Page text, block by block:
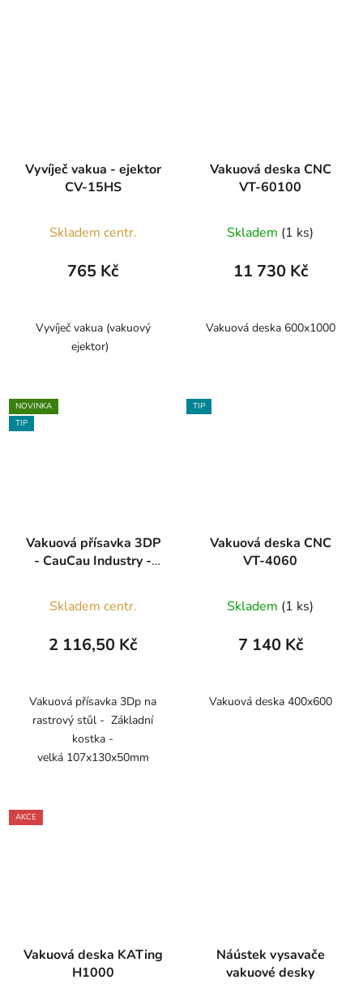
Vyvíječ vakua - ejektor
CV-15HS
Skladem centr.
765 Kč
Vyvíječ vakua (vakuový
ejektor)
Vakuová deska CNC
VT-60100
Skladem (1 ks)
11 730 Kč
Vakuová deska 600x1000
NOVINKA
TIP
Vakuová přísavka 3DP
- CauCau Industry -
Skladem centr.
2 116,50 Kč
Vakuová přísavka 3Dp na
rastrový stůl - Základní
kostka -
velká 107x130x50mm
TIP
Vakuová deska CNC
VT-4060
hodnocení
produktu
z
Skladem (1 ks)
7 140 Kč
Vakuová deska 400x600
AKCE
Vakuová deska KATing
H1000
Náústek vysavače
vakuové desky